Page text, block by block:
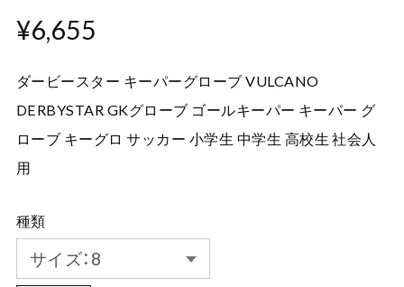
¥6,655
ダービースター キーパーグローブ VULCANO
DERBYSTAR GKグローブ ゴールキーパー キーパー グ
ローブ キーグロ サッカー 小学生 中学生 高校生 社会人
用
種類